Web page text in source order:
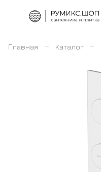
Главная – Каталог –